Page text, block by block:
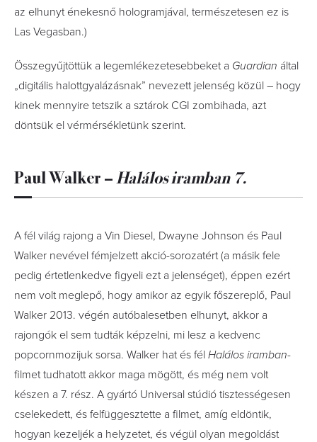
az elhunyt énekesnő hologramjával, természetesen ez is
Las Vegasban.)
Összegyűjtöttük a legemlékezetesebbeket a Guardian által
„digitális halottgyalázásnak” nevezett jelenség közül – hogy
kinek mennyire tetszik a sztárok CGI zombihada, azt
döntsük el vérmérsékletünk szerint.
Paul Walker –Halálos iramban 7.
A fél világ rajong a Vin Diesel, Dwayne Johnson és Paul
Walker nevével fémjelzett akció-sorozatért (a másik fele
pedig értetlenkedve figyeli ezt a jelenséget), éppen ezért
nem volt meglepő, hogy amikor az egyik főszereplő, Paul
Walker 2013. végén autóbalesetben elhunyt, akkor a
rajongók el sem tudták képzelni, mi lesz a kedvenc
popcornmozijuk sorsa. Walker hat és fél Halálos iramban-
filmet tudhatott akkor maga mögött, és még nem volt
készen a 7. rész. A gyártó Universal stúdió tisztességesen
cselekedett, és felfüggesztette a filmet, amíg eldöntik,
hogyan kezeljék a helyzetet, és végül olyan megoldást